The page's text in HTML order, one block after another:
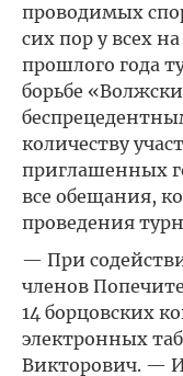
проводимых
сих пор у всех
прошлого года
борьбе
количеству
приглашенных
все обещания,
проведения
— При
членов
14 борцовских
электронных
Викторович. —